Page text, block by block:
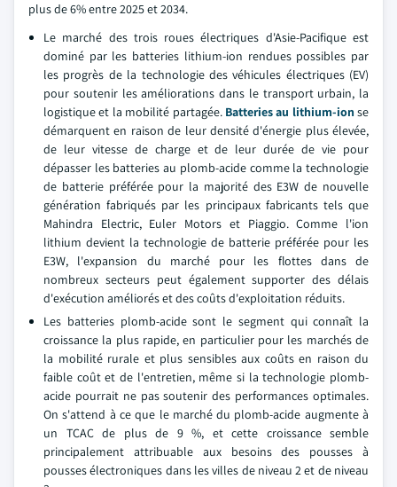
plus de 6% entre 2025 et 2034.
Le marché des trois roues électriques d'Asie-Pacifique est
dominé par les batteries lithium-ion rendues possibles par
les progrès de la technologie des véhicules électriques (EV)
pour soutenir les améliorations dans le transport urbain, la
logistique et la mobilité partagée. Batteries au lithium-ion se
démarquent en raison de leur densité d'énergie plus élevée,
de leur vitesse de charge et de leur durée de vie pour
dépasser les batteries au plomb-acide comme la technologie
de batterie préférée pour la majorité des E3W de nouvelle
génération fabriqués par les principaux fabricants tels que
Mahindra Electric, Euler Motors et Piaggio. Comme l'ion
lithium devient la technologie de batterie préférée pour les
E3W, l'expansion du marché pour les flottes dans de
nombreux secteurs peut également supporter des délais
d'exécution améliorés et des coûts d'exploitation réduits.
Les batteries plomb-acide sont le segment qui connaît la
croissance la plus rapide, en particulier pour les marchés de
la mobilité rurale et plus sensibles aux coûts en raison du
faible coût et de l'entretien, même si la technologie plomb-
acide pourrait ne pas soutenir des performances optimales.
On s'attend à ce que le marché du plomb-acide augmente à
un TCAC de plus de 9 %, et cette croissance semble
principalement attribuable aux besoins des pousses à
pousses électroniques dans les villes de niveau 2 et de niveau